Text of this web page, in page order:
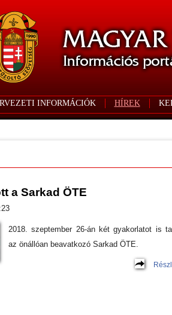
INFORMÁCIÓK HÍREK
a Sarkad ÖTE
2018. szeptember 26-án két gyakorlatot is
az önállóan beavatkozó Sarkad ÖTE.